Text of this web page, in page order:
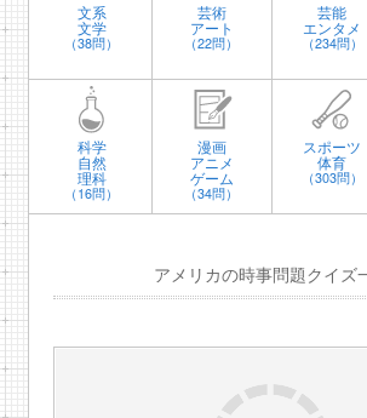
文系
文学
（38問）
芸術
アート
（22問）
芸能
エンタメ
（234問）
科学
自然
理科
（16問）
漫画
アニメ
ゲーム
（34問）
スポーツ
体育
（303問）
アメリカの時事問題クイズ